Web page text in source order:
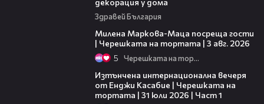
Здравей България
Милена Маркова-Маца посреща гости
| Черешката на тортата | 3 авг. 2026
5 Черешката на тортата
Изтънчена интернационална вечеря
от Енджи Касабие | Черешката на
тортата | 31 юли 2026 | Част 1